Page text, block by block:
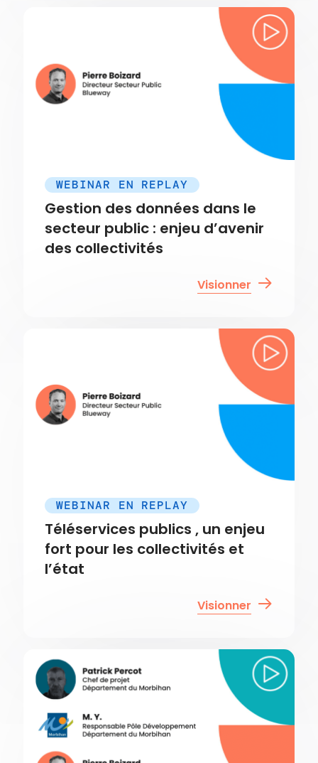
WEBINAR EN REPLAY
Gestion des données dans le
secteur public : enjeu d’avenir
des collectivités
Visionner
WEBINAR EN REPLAY
Téléservices publics , un enjeu
fort pour les collectivités et
l’état
Visionner